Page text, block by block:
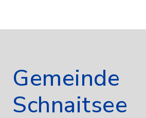
Gemeinde
Schnaitsee